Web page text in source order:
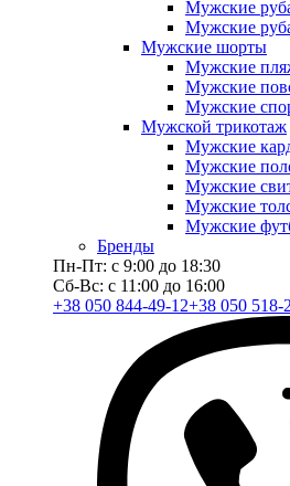
Мужские
Мужские
Мужские шорты
Мужские
Мужские
Мужские
Мужской трикотаж
Мужские
Мужские
Мужские
Мужские
Мужские
Бренды
Пн-Пт: с 9:00 до 18:30
Сб-Вс: с 11:00 до 16:00
+38 050 844-49-12+38 050 518-